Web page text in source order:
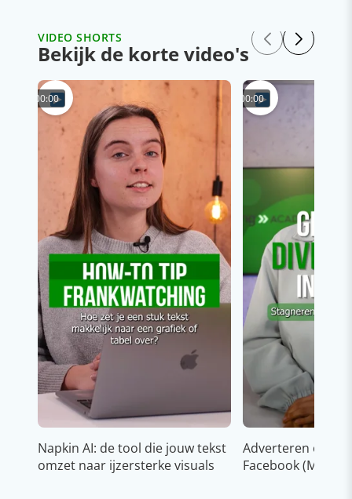
VIDEO SHORTS
Bekijk de korte video's
00:00
Napkin AI: de tool die jouw tekst
omzet naar ijzersterke visuals
00:00
Adverteren op
Facebook (Meta)